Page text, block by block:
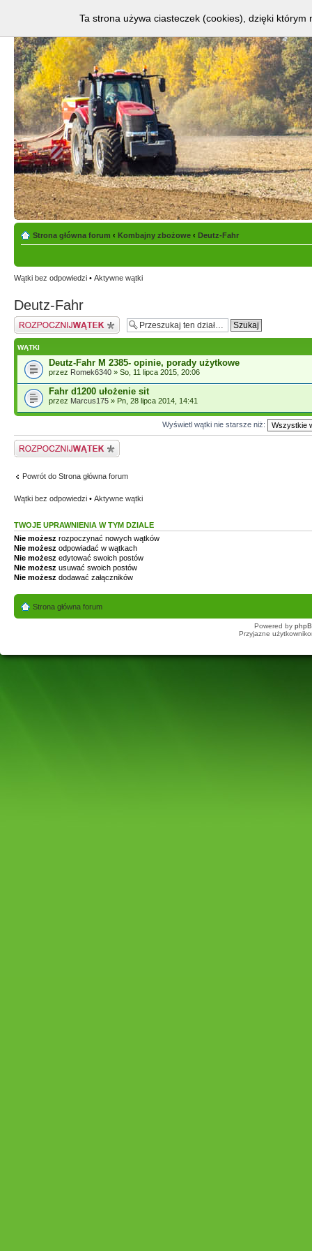
Strona główna forum ‹ Kombajny zbożowe ‹ Deutz-Fahr
Wątki bez odpowiedzi • Aktywne wątki
Deutz-Fahr
Napisz wątek
WĄTKI
Deutz-Fahr M 2385- opinie, porady użytkowe
przez Romek6340 » So, 11 lipca 2015, 20:06
Fahr d1200 ułożenie sit
przez Marcus175 » Pn, 28 lipca 2014, 14:41
Wyświetl wątki nie starsze niż:
Napisz wątek
Powrót do Strona główna forum
Wątki bez odpowiedzi • Aktywne wątki
TWOJE UPRAWNIENIA W TYM DZIALE
Nie możesz rozpoczynać nowych wątków
Nie możesz odpowiadać w wątkach
Nie możesz edytować swoich postów
Nie możesz usuwać swoich postów
Nie możesz dodawać załączników
Strona główna forum
Powered by
Przyjazne
Ta strona używa ciasteczek (cookies), dzięki którym